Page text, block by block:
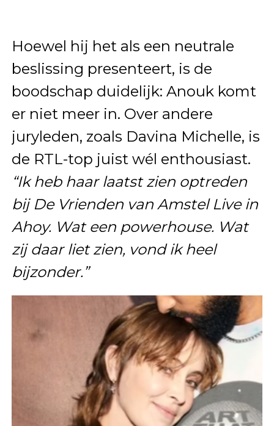
Hoewel hij het als een neutrale
beslissing presenteert, is de
boodschap duidelijk: Anouk komt
er niet meer in. Over andere
juryleden, zoals Davina Michelle, is
de RTL-top juist wél enthousiast.
“Ik heb haar laatst zien optreden
bij De Vrienden van Amstel Live in
Ahoy. Wat een powerhouse. Wat
zij daar liet zien, vond ik heel
bijzonder.”